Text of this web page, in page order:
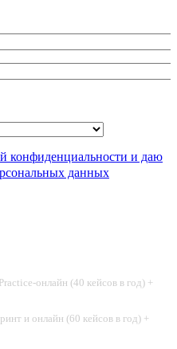
*
конфиденциальности и даю
данных
онлайн (40 кейсов в год) +
и онлайн (60 кейсов в год) +